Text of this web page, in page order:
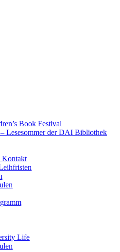
Book Festival
Lesesommer der DAI Bibliothek
Kontakt
Life